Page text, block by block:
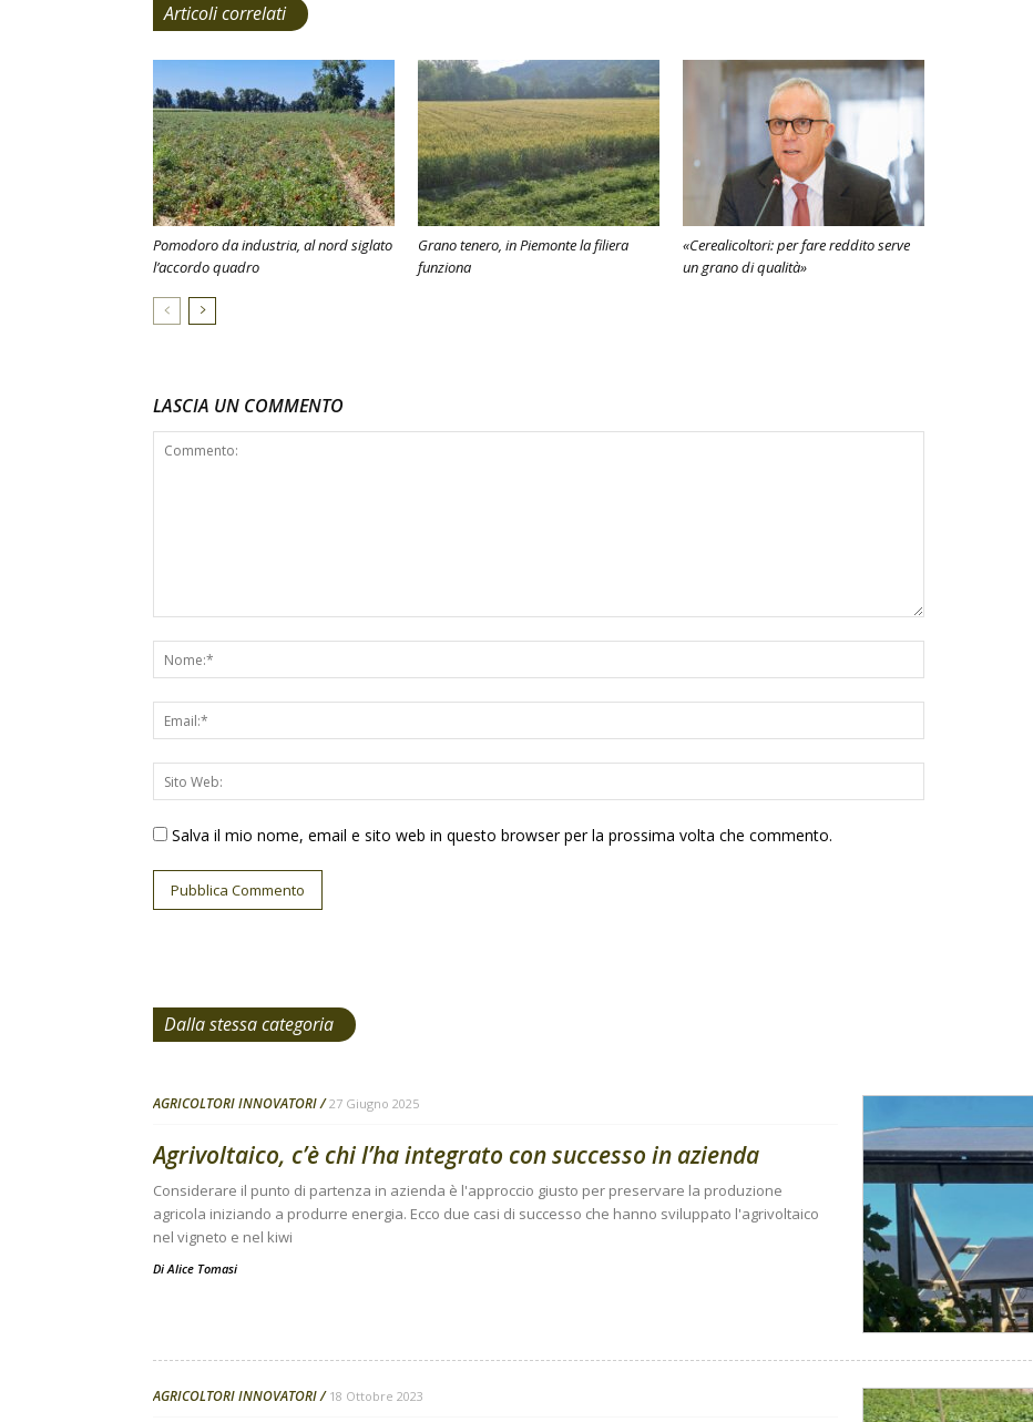
Articoli correlati
Pomodoro da industria, al nord siglato
l’accordo quadro
Grano tenero, in Piemonte la filiera
funziona
«Cerealicoltori: per fare reddito serve
un grano di qualità»
LASCIA UN COMMENTO
Salva il mio nome, email e sito web in questo browser per la prossima volta che commento.
Dalla stessa categoria
AGRICOLTORI INNOVATORI 27 Giugno 2025
Agrivoltaico, c’è chi l’ha integrato con successo in azienda
Considerare il punto di partenza in azienda è l'approccio giusto per preservare la produzione
agricola iniziando a produrre energia. Ecco due casi di successo che hanno sviluppato l'agrivoltaico
nel vigneto e nel kiwi
DiAlice Tomasi
AGRICOLTORI INNOVATORI 18 Ottobre 2023